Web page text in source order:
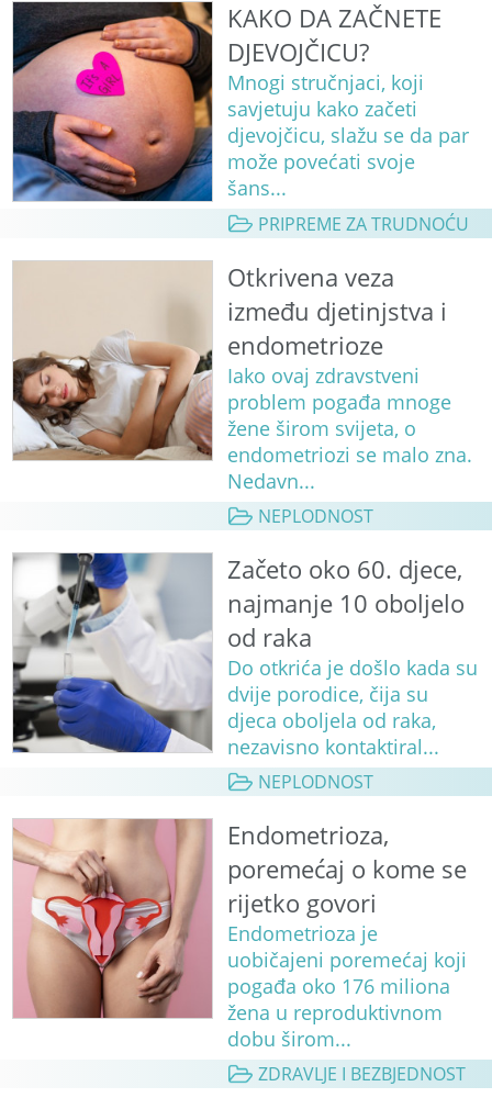
KAKO DA ZAČNETE
DJEVOJČICU?
Mnogi stručnjaci, koji
savjetuju kako začeti
djevojčicu, slažu se da par
može povećati svoje
šans...
PRIPREME ZA TRUDNOĆU
Otkrivena veza
između djetinjstva i
endometrioze
Iako ovaj zdravstveni
problem pogađa mnoge
žene širom svijeta, o
endometriozi se malo zna.
Nedavn...
NEPLODNOST
Začeto oko 60. djece,
najmanje 10 oboljelo
od raka
Do otkrića je došlo kada su
dvije porodice, čija su
djeca oboljela od raka,
nezavisno kontaktiral...
NEPLODNOST
Endometrioza,
poremećaj o kome se
rijetko govori
Endometrioza je
uobičajeni poremećaj koji
pogađa oko 176 miliona
žena u reproduktivnom
dobu širom...
ZDRAVLJE I BEZBJEDNOST